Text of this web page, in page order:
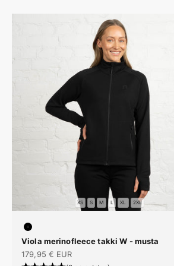
XS S M L XL 2XL
#000000
Viola merinofleece takki W - musta
Alennushinta
179,95 € EUR